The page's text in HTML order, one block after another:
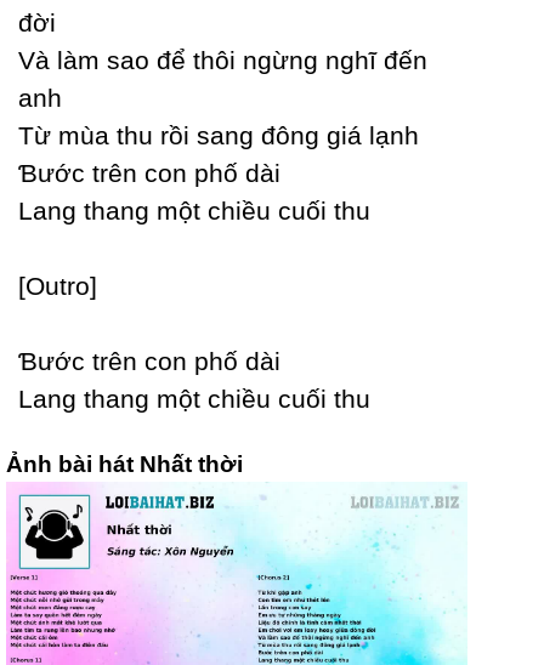
đời
Và làm sao để thôi ngừng nghĩ đến
anh
Từ mùa thu rồi sang đông giá lạnh
Ɓước trên con phố dài
Lang thang một chiều cuối thu
[Outro]
Ɓước trên con phố dài
Lang thang một chiều cuối thu
Ảnh bài hát Nhất thời